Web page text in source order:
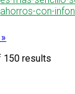
ahorros-con-
150 results